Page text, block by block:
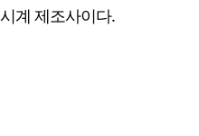
시계 제조사이다.